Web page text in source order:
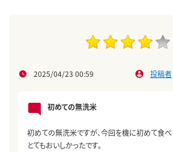
2025/04/23 00:59 投稿者
初めての無洗米
初めての無洗米ですが、今回を機に初めて食べ
とてもおいしかったです。